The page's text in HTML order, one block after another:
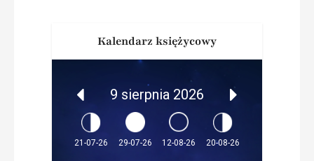
Kalendarz księżycowy
9 sierpnia 2026
21-07-26 29-07-26 12-08-26 20-08-26